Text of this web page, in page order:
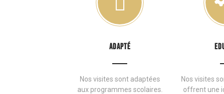
ADAPTÉ
Nos visites sont adaptées
aux programmes scolaires.
Nos visites
offrent une